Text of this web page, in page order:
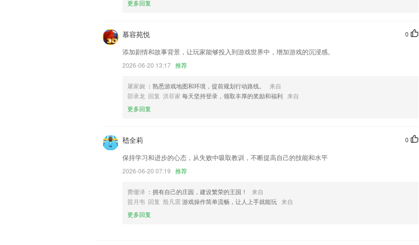
历，以帮助我们更好的对产品进行优化修改。
更多回复
0
慕容苑悦
添加剧情和故事背景，让玩家能够投入到游戏世界中，增加游戏的沉浸感。
2026-06-20 13:17 推荐
屠家婉 ：熟悉游戏地图和环境，提前规划行动路线。
来自
邵承龙 回复 洪菲家 每天坚持登录，领取丰厚的奖励和福利 来自
更多回复
0
嵇全莉
保持学习和进步的心态，从失败中吸取教训，不断提高自己的技能和水平
2026-06-20 07:19 推荐
费珊泽 ：拥有自己的庄园，建设繁荣的王国！
来自
苗月韦 回复 殷凡震游戏操作简单流畅，让人上手就能玩 来自
更多回复